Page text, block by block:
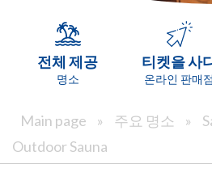
전체 제공
명소
티켓을 사
온라인 판매점
Main page » 주요 명소 »
Outdoor Sauna